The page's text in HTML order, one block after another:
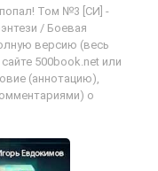
Том №3 [СИ] -
/ Боевая
версию (весь
500book.net или
(аннотацию),
о